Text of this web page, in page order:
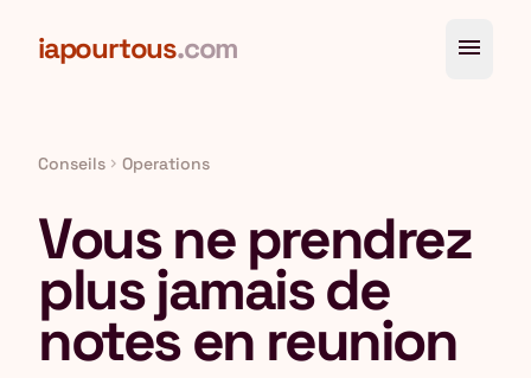
iapourtous.com menu
Conseils chevron_right Operations
Vous ne prendrez
plus jamais de
notes en reunion